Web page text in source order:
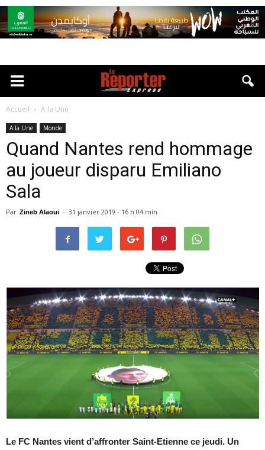
Accueil A la Une
A la Une Monde
Quand Nantes rend hommage
au joueur disparu Emiliano
Sala
Par Zineb Alaoui - 31 janvier 2019 - 16 h 04 min
Le FC Nantes vient d’affronter Saint-Etienne ce jeudi. Un